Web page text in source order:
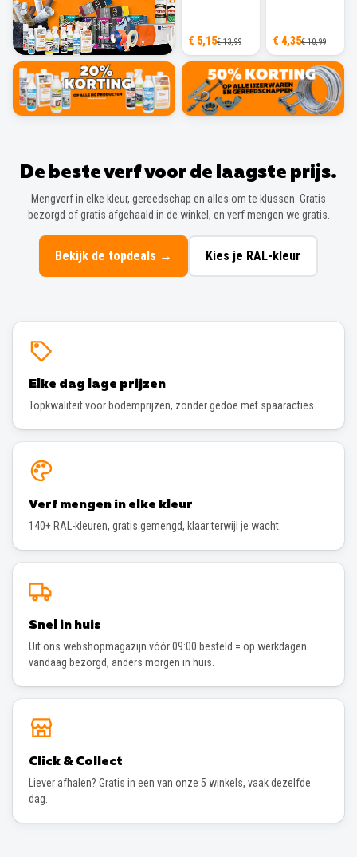
€ 5,15€ 13,99 € 4,35€ 10,99
De beste verf voor de laagste prijs.
Mengverf in elke kleur, gereedschap en alles om te klussen. Gratis
bezorgd of gratis afgehaald in de winkel, en verf mengen we gratis.
Bekijk de topdeals → Kies je RAL-kleur
Elke dag lage prijzen
Topkwaliteit voor bodemprijzen, zonder gedoe met spaaracties.
Verf mengen in elke kleur
140+ RAL-kleuren, gratis gemengd, klaar terwijl je wacht.
Snel in huis
Uit ons webshopmagazijn vóór 09:00 besteld = op werkdagen
vandaag bezorgd, anders morgen in huis.
Click & Collect
Liever afhalen? Gratis in een van onze 5 winkels, vaak dezelfde
dag.